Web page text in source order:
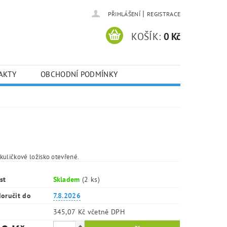
PŘIHLÁŠENÍ | REGISTRACE
KOŠÍK: 0 Kč
OBCHODNÍ PODMÍNKY
ložisko otevřené.
Skladem(2 ks)
do
7.8.2026
345,07 Kč včetně DPH